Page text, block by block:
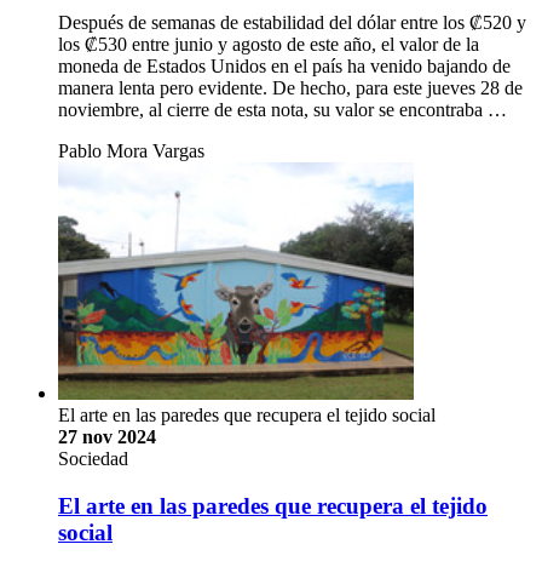
Después de semanas de estabilidad del dólar entre los ₡520 y
los ₡530 entre junio y agosto de este año, el valor de la
moneda de Estados Unidos en el país ha venido bajando de
manera lenta pero evidente. De hecho, para este jueves 28 de
noviembre, al cierre de esta nota, su valor se encontraba …
Pablo Mora Vargas
El arte en las paredes que recupera el tejido social
27 nov 2024
Sociedad
El arte en las paredes que recupera el tejido
social